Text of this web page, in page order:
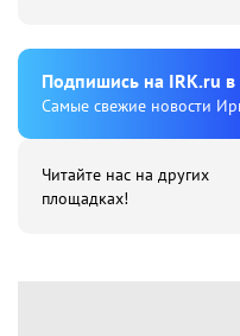
Подпишиcь на IRK.ru в
Cамые свежие новости
Читайте нас на других
площадках!